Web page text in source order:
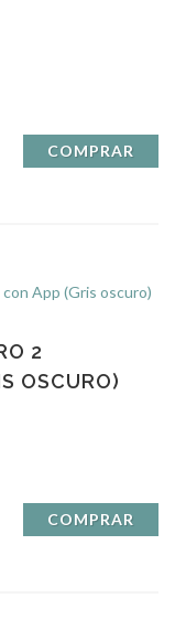
COMPRAR
2
OSCURO)
COMPRAR